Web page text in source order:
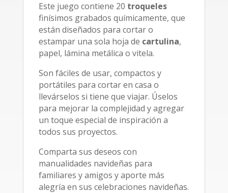
Este juego contiene 20 troqueles
finísimos grabados químicamente, que
están diseñados para cortar o
estampar una sola hoja de cartulina,
papel, lámina metálica o vitela.
Son fáciles de usar, compactos y
portátiles para cortar en casa o
llevárselos si tiene que viajar. Úselos
para mejorar la complejidad y agregar
un toque especial de inspiración a
todos sus proyectos.
Comparta sus deseos con
manualidades navideñas para
familiares y amigos y aporte más
alegría en sus celebraciones navideñas.